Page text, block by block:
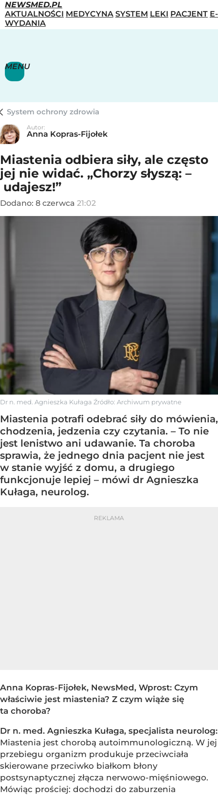
NEWSMED.PL
AKTUALNOŚCI MEDYCYNA SYSTEM LEKI PACJENT E-
WYDANIA
MENU
System ochrony zdrowia
Autor:
Anna Kopras-Fijołek
Miastenia odbiera siły, ale często
jej nie widać. „Chorzy słyszą: –
udajesz!”
Dodano: 8 czerwca 21:02
Dr n. med. Agnieszka Kułaga Źródło: Archiwum prywatne
Miastenia potrafi odebrać siły do mówienia,
chodzenia, jedzenia czy czytania. – To nie
jest lenistwo ani udawanie. Ta choroba
sprawia, że jednego dnia pacjent nie jest
w stanie wyjść z domu, a drugiego
funkcjonuje lepiej – mówi dr Agnieszka
Kułaga, neurolog.
Anna Kopras-Fijołek, NewsMed, Wprost: Czym
właściwie jest miastenia? Z czym wiąże się
ta choroba?
Dr n. med. Agnieszka Kułaga, specjalista neurolog:
Miastenia jest chorobą autoimmunologiczną. W jej
przebiegu organizm produkuje przeciwciała
skierowane przeciwko białkom błony
postsynaptycznej złącza nerwowo-mięśniowego.
Mówiąc prościej: dochodzi do zaburzenia